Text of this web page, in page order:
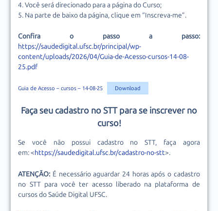
4. Você será direcionado para a página do Curso;
5. Na parte de baixo da página, clique em “Inscreva-me”.
Confira o passo a passo:
https://saudedigital.ufsc.br/principal/wp-
content/uploads/2026/04/Guia-de-Acesso-cursos-14-08-
25.pdf
Guia de Acesso – cursos – 14-08-25 Download
Faça seu cadastro no STT para se inscrever no
curso!
Se você não possui cadastro no STT, faça agora
em: <https://saudedigital.ufsc.br/cadastro-no-stt>.
ATENÇÃO: É necessário aguardar 24 horas após o cadastro
no STT para você ter acesso liberado na plataforma de
cursos do Saúde Digital UFSC.